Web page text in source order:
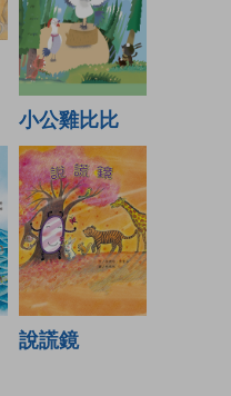
小公雞比比
說謊鏡